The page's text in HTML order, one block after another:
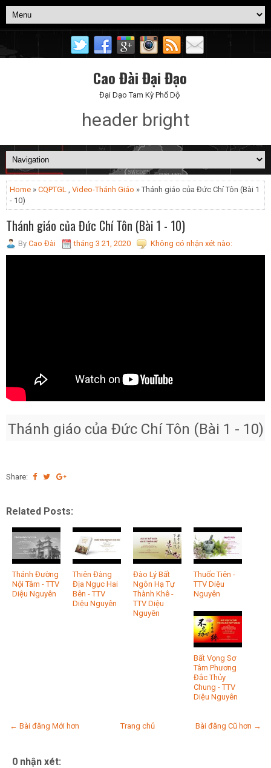
Cao Đài Đại Đạo
Đại Dạo Tam Kỳ Phổ Dộ
header bright
Home » CQPTGL , Video-Thánh Giáo » Thánh giáo của Đức Chí Tôn (Bài 1
- 10)
Thánh giáo của Đức Chí Tôn (Bài 1 - 10)
By Cao Đài tháng 3 21, 2020 Không có nhận xét nào:
Thánh giáo của Đức Chí Tôn (Bài 1 - 10)
Share:
Related Posts:
Thánh Đường
Nội Tâm - TTV
Diệu Nguyên
Thiên Đàng
Địa Ngục Hai
Bên - TTV
Diệu Nguyên
Đào Lý Bất
Ngôn Hạ Tự
Thành Khê -
TTV Diệu
Nguyên
Thuốc Tiên -
TTV Diệu
Nguyên
Bất Vọng Sơ
Tâm Phương
Đắc Thủy
Chung - TTV
Diệu Nguyên
← Bài đăng Mới hơn Bài đăng Cũ hơn →
Trang chủ
0 nhận xét: